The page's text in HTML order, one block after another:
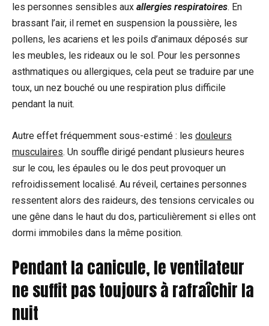
les personnes sensibles aux allergies respiratoires. En
brassant l’air, il remet en suspension la poussière, les
pollens, les acariens et les poils d’animaux déposés sur
les meubles, les rideaux ou le sol. Pour les personnes
asthmatiques ou allergiques, cela peut se traduire par une
toux, un nez bouché ou une respiration plus difficile
pendant la nuit.
Autre effet fréquemment sous-estimé : les douleurs
musculaires. Un souffle dirigé pendant plusieurs heures
sur le cou, les épaules ou le dos peut provoquer un
refroidissement localisé. Au réveil, certaines personnes
ressentent alors des raideurs, des tensions cervicales ou
une gêne dans le haut du dos, particulièrement si elles ont
dormi immobiles dans la même position.
Pendant la canicule, le ventilateur
ne suffit pas toujours à rafraîchir la
nuit